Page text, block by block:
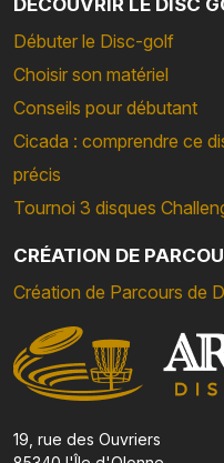
Débuter le Disc-golf
Choisir son matériel
Conseils pour débutant
Cicada : comprendre ce
précis
Tournoi 3 disques
CRÉATION DE
Création de Parcours de
19, rue des Ouvriers